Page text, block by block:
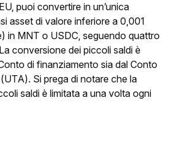
puoi convertire in un’unica
asset di valore inferiore a 0,001
in MNT o USDC, seguendo quattro
conversione dei piccoli saldi è
di finanziamento sia dal Conto
Si prega di notare che la
saldi è limitata a una volta ogni